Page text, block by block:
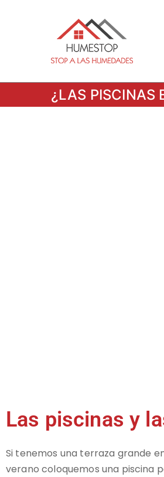
¿LAS PISCINAS
Las piscinas y
Si tenemos una terraza grande
verano coloquemos una piscina